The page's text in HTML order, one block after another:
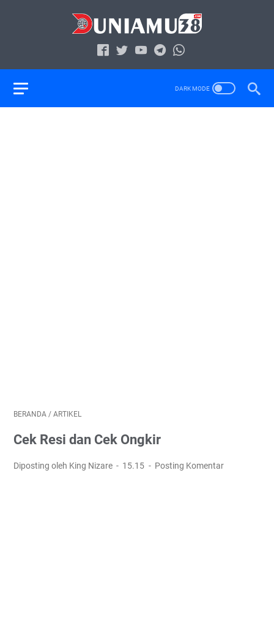
BERANDA / ARTIKEL
Cek Resi dan Cek Ongkir
Diposting oleh King Nizare 15.15 Posting Komentar